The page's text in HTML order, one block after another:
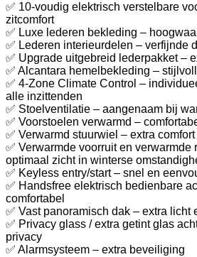
✅ 10-voudig elektrisch verstelbare
zitcomfort
✅ Luxe lederen bekleding –
✅ Lederen interieurdelen – verfijnde
✅ Upgrade uitgebreid lederpakket –
✅ Alcantara hemelbekleding –
✅ 4-Zone Climate Control –
alle inzittenden
✅ Stoelventilatie – aangenaam bij
✅ Voorstoelen verwarmd –
✅ Verwarmd stuurwiel – extra comfort
✅ Verwarmde voorruit en verwarmde
optimaal zicht in winterse
✅ Keyless entry/start – snel en
✅ Handsfree elektrisch bedienbare
comfortabel
✅ Vast panoramisch dak – extra licht
✅ Privacy glass / extra getint glas
privacy
✅ Alarmsysteem – extra beveiliging